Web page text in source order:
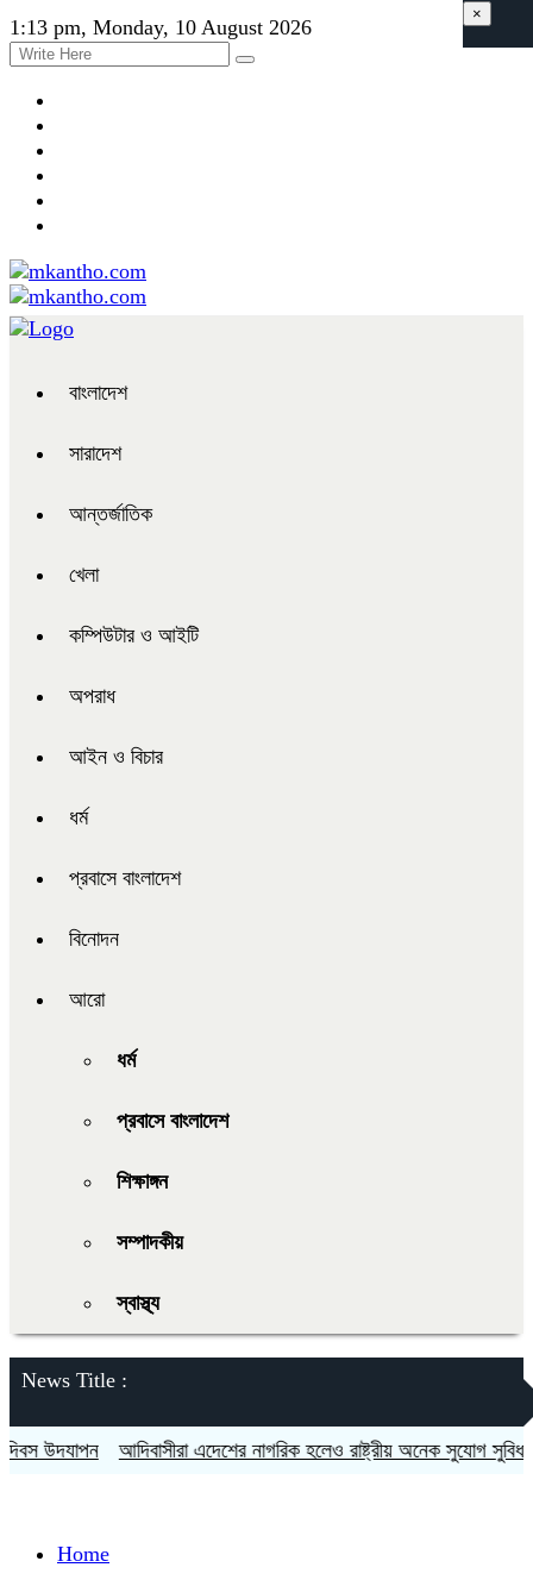
1:13 pm, Monday, 10 August 2026
বাংলাদেশ
সারাদেশ
আন্তর্জাতিক
খেলা
কম্পিউটার ও আইটি
অপরাধ
আইন ও বিচার
ধর্ম
প্রবাসে বাংলাদেশ
বিনোদন
আরো
ধর্ম
প্রবাসে বাংলাদেশ
শিক্ষাঙ্গন
সম্পাদকীয়
স্বাস্থ্য
News Title :
উদযাপন আদিবাসীরা এদেশের নাগরিক হলেও রাষ্ট্রীয় অনেক সুযোগ সুবিধা
×
Home